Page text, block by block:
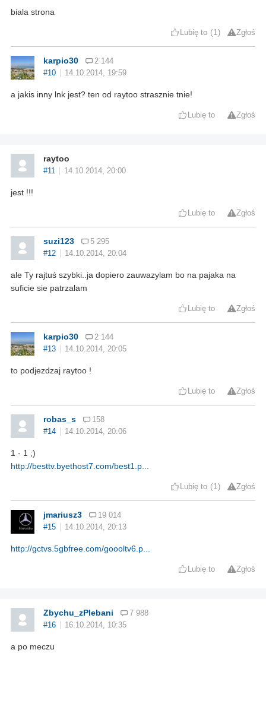
biala strona
Lubię to 1 Zgłoś
karpio30
2 144
#10
14.10.2014, 19:59
a jakis inny lnk jest? ten od raytoo strasznie tnie!
Lubię to Zgłoś
raytoo
#11 14.10.2014, 20:00
jest !!!
Lubię to Zgłoś
suzi123
5 295
#12
14.10.2014, 20:04
ale Ty rajtuś szybki..ja dopiero zauwazylam bo na pajaka na
suficie sie patrzalam
Lubię to Zgłoś
karpio30
2 144
#13
14.10.2014, 20:05
to podjezdzaj raytoo !
Lubię to Zgłoś
robas_s
158
#14
14.10.2014, 20:06
1 - 1 ;)
http://besttv.byethost7.com/best1.p...
Lubię to 1 Zgłoś
jmariusz3
19 014
#15
14.10.2014, 20:13
http://gctvs.5gbfree.com/goooltv6.p...
Lubię to Zgłoś
Zbychu_zPlebani
7 988
#16
16.10.2014, 10:35
a po meczu